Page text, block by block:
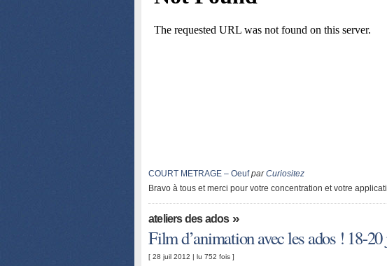
COURT METRAGE – Oeuf parCuriositez
Bravo à tous et merci pour votre concentration et votre
ateliers des ados»
Film d’animation avec les ados ! 18-
[ 28 juil 2012 | lu 752 fois ]